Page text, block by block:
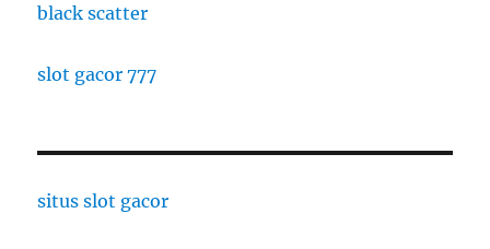
black scatter
slot gacor 777
situs slot gacor